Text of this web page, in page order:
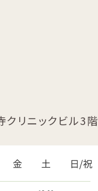
クリニックビル3階